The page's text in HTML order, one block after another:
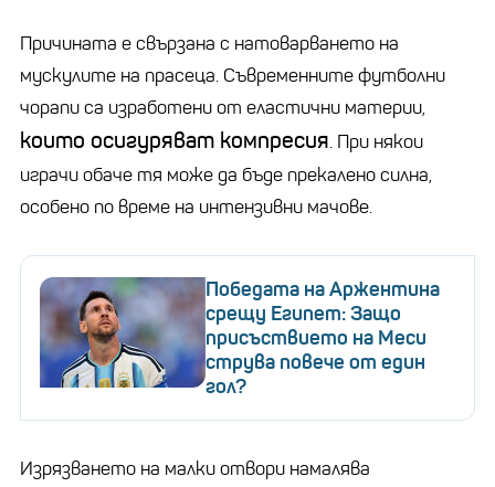
Причината е свързана с натоварването на
мускулите на прасеца. Съвременните футболни
чорапи са изработени от еластични материи,
които осигуряват компресия. При някои
играчи обаче тя може да бъде прекалено силна,
особено по време на интензивни мачове.
Победата на Аржентина
срещу Египет: Защо
присъствието на Меси
струва повече от един
гол?
Изрязването на малки отвори намалява